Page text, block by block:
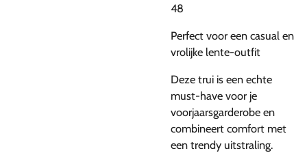
48
Perfect voor een casual en
vrolijke lente-outfit
Deze trui is een echte
must-have voor je
voorjaarsgarderobe en
combineert comfort met
een trendy uitstraling.